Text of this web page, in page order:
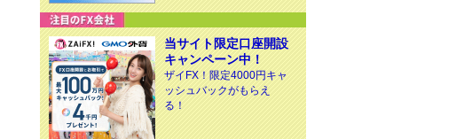
当サイト限定口座開設
キャンペーン中！
ザイFX！限定4000円キャ
ッシュバックがもらえ
る！